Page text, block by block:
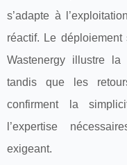
s’adapte à
réactif. Le
Wastenergy illustre
tandis que les
confirment la
l’expertise
exigeant.